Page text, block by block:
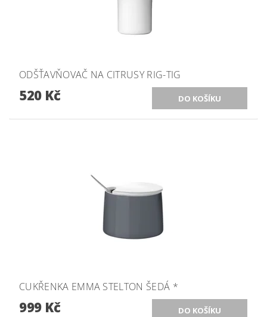
ODŠŤAVŇOVAČ NA CITRUSY RIG-TIG
520 Kč
CUKŘENKA EMMA STELTON ŠEDÁ *
999 Kč